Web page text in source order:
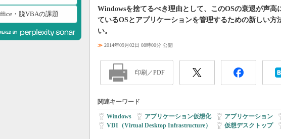
・脱VBAの課題
Windowsを捨てるべき理由として、このOSの衰退が声
ているOSとアプリケーションを管理するための新しい
い。
≫ 2014年09月02日 08時00分 公開
印刷／PDF
関連キーワード
Windows アプリケーション仮想化| アプリケーション
VDI（Virtual Desktop Infrastructure）
仮想デスクトップ|